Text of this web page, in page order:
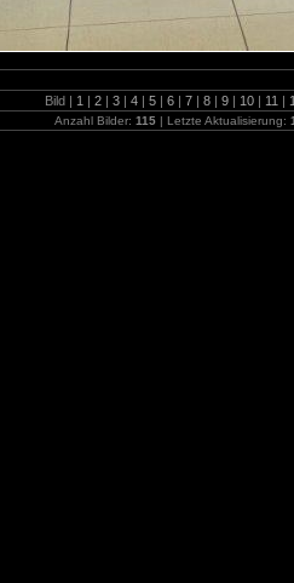
Bild | 1 | 2 | 3 | 4 | 5 | 6 | 7 | 8 | 9 | 10 | 11 |
Anzahl Bilder: 115| Letzte Aktualisierung: